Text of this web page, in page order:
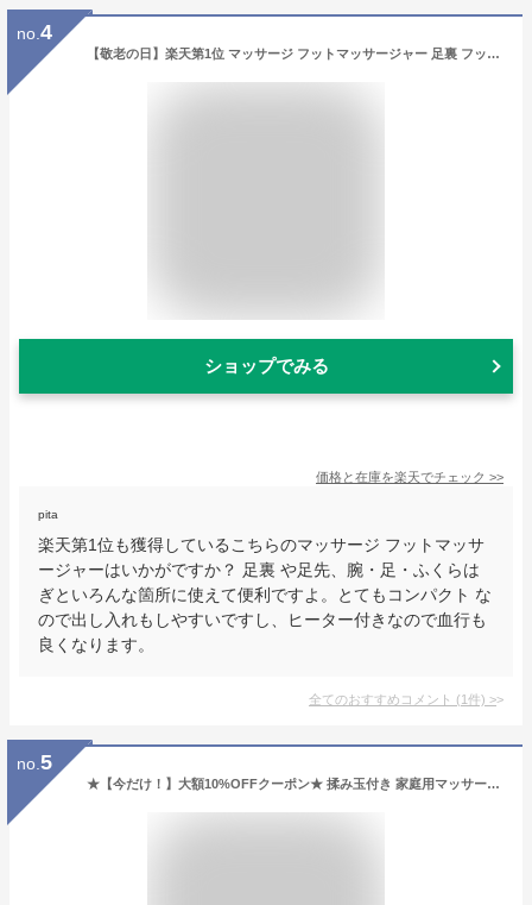
no. 4
【敬老の日】楽天第1位 マッサージ フットマッサージャー 足裏 フットマッサージ 小型 足先 腕・足・ふくらはぎ コンパクト ヒーター 足マッサージ ヒーター機能搭載 ホット 疲労解消 血行促進ス 美脚 健康器具 グッズ プレゼント 父の日 敬老の日
ショップでみる
価格と在庫を楽天でチェック >>
pita
楽天第1位も獲得しているこちらのマッサージ フットマッサ
ージャーはいかがですか？ 足裏 や足先、腕・足・ふくらは
ぎといろんな箇所に使えて便利ですよ。とてもコンパクト な
ので出し入れもしやすいですし、ヒーター付きなので血行も
良くなります。
全てのおすすめコメント (1件) >
no. 5
★【今だけ！】大額10%OFFクーポン★ 揉み玉付き 家庭用マッサージ 足マッサージ器 正転 反転 3レベル 温熱機能 ふくらはぎ フットマッサージャー マッサージ機 ふくらはぎ 足マッサージ 足マッサージ機 20つもみ玉 指圧 タイマー プレゼント 実用 敬老の日 ギフト